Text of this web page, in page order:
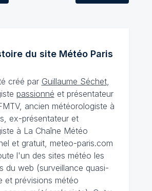
du site MétéoParis
créé par Guillaume Séchet,
passionné et présentateur
ancien météorologiste à
ex-présentateur et
à La Chaîne Météo
et gratuit, meteo-paris.com
l'un des sites météo les
du web (surveillance quasi-
et prévisions météo